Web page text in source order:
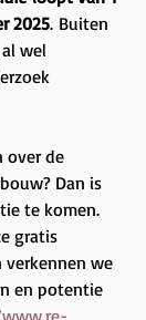
2025. Buiten
wel
over de
Dan is
te komen.
gratis
verkennen we
en potentie